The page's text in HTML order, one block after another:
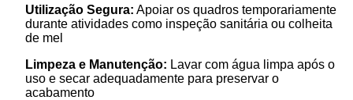
Utilização Segura: Apoiar os quadros temporariamente
durante atividades como inspeção sanitária ou colheita
de mel
Limpeza e Manutenção: Lavar com água limpa após o
uso e secar adequadamente para preservar o
acabamento